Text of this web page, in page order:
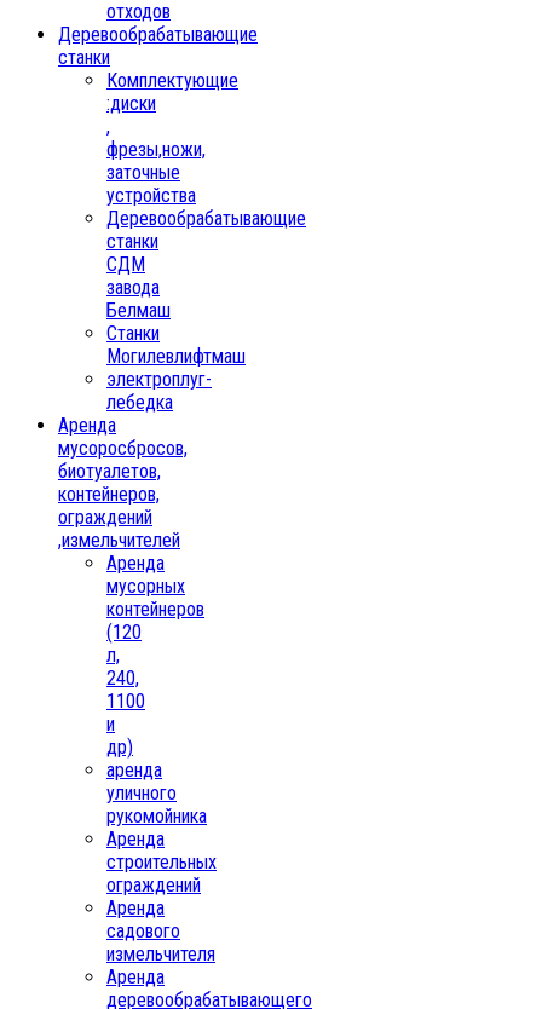
отходов
Деревообрабатывающие
станки
Комплектующие
:диски
,
фрезы,ножи,
заточные
устройства
Деревообрабатывающие
станки
СДМ
завода
Белмаш
Станки
Могилевлифтмаш
электроплуг-
лебедка
Аренда
мусоросбросов,
биотуалетов,
контейнеров,
ограждений
,измельчителей
Аренда
мусорных
контейнеров
(120
л,
240,
1100
и
др)
аренда
уличного
рукомойника
Аренда
строительных
ограждений
Аренда
садового
измельчителя
Аренда
деревообрабатывающего